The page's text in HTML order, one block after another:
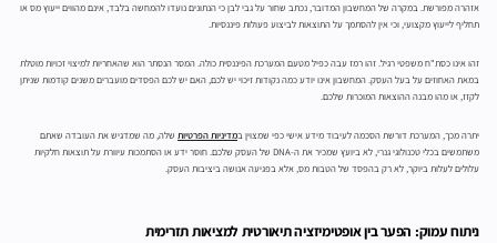
אזהרה מפורשת. במקרה של המחשבון המדובר, נכתב שחור על גבי לבן כי הנתונים נועדו להמחשה בלבד, אינם מהווים ייעוץ מס או
תחליף לייעוץ מקצועי, וכי אין להסתמך על התוצאות לביצוע פעולות פיננסיות.
זהו אינו כסת"ח משפטי רגיל. זהו רמז עבה כפיל מטעם המערכת הפיננסית כולה. המסר הנסתר הוא שהאחריות למיצוי זכויות מוטלת
במאת האחוזים על בעל העסק. המחשבון אינו יודע כמה נקודות זיכוי יש לכם, האם יש לכם הפסדים מועברים משנים קודמות שניתן
לקזז, או מהו מבנה ההוצאות המוכרות שלכם.
יתרה מכך, המערכת דורשת הסכמה לעיבוד מידע אישי כפי שמצוין במדיניות הפרטיות שלה, מה שמדגיש את העובדה שאתם
משתמשים בכלי טכנולוגי גנרי, לא ביועץ שמכיר את ה-DNA של העסק שלכם. חוסר ידע או הסתמכות עיוורת על תוצאות חלקיות
עלולים לעלות ביוקר, לא רק בהפסד של הטבות מס, אלא בפגיעה אנושה ביציבות העסק.
ניתוח עמוק: הפער בין אופטימיזציה תיאורטית למציאות תזרימית